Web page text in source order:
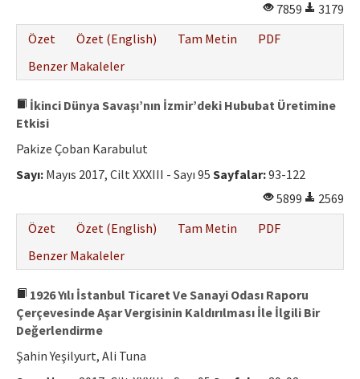
7859
3179
Özet
Özet (English) Tam Metin
PDF
Benzer Makaleler
İkinci Dünya Savaşı’nın İzmir’deki Hububat Üretimine
Etkisi
Pakize Çoban Karabulut
Sayı: Mayıs 2017, Cilt XXXIII - Sayı 95 Sayfalar:93-122
5899
2569
Özet
Özet (English) Tam Metin
PDF
Benzer Makaleler
1926 Yılı İstanbul Ticaret Ve Sanayi Odası Raporu
Çerçevesinde Aşar Vergisinin Kaldırılması İle İlgili Bir
Değerlendirme
Şahin Yeşilyurt, Ali Tuna